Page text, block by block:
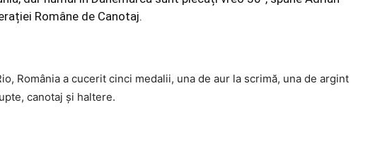
Române de Canotaj.
România a cucerit cinci medalii, una de aur la scrimă, una de argint
canotaj şi haltere.